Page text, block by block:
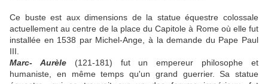
Ce buste est aux dimensions de la statue équestre colossale
actuellement au centre de la place du Capitole à Rome où elle fut
installée en 1538 par Michel-Ange, à la demande du Pape Paul
III.
Marc- Aurèle(121-181) fut un empereur philosophe et
humaniste, en même temps qu'un grand guerrier. Sa statue